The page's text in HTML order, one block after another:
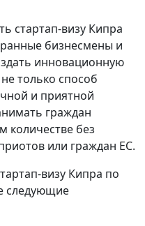
стартап-визу Кипра
бизнесмены и
инновационную
только способ
и приятной
граждан
количестве без
или граждан ЕС.
визу Кипра по
следующие